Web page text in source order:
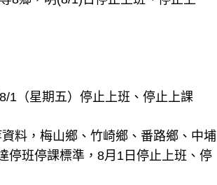
1（星期五）停止上班、停止上課
料，梅山鄉、竹崎鄉、番路鄉、中埔
停班停課標準，8月1日停止上班、停